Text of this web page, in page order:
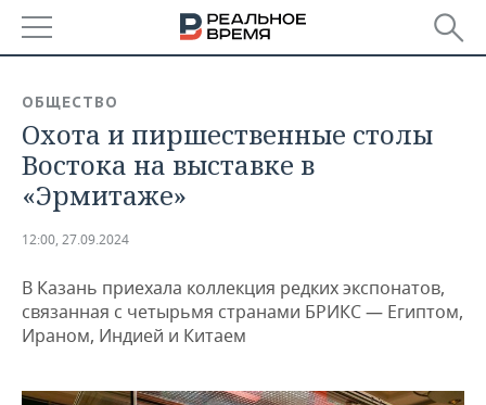
БАШКОРТОСТАН
ТАТАРСТАН
НОВОСТИ
АНАЛИТИКА
ДЕКЛАРАЦИИ О ДОХОДАХ
КОРОЛИ ГОСЗАКАЗА ПФО
НОВОСТИ ЭКОНОМИКИ
ФИНАНСЫ
ПРОМЫШЛЕННОСТЬ
НОВОСТИ
ПРОМЫШЛЕННОСТИ
АГРОПРОМ
НЕДВИЖИМОСТЬ
ОБЩЕСТВО
Охота и пиршественные столы
Востока на выставке в
«Эрмитаже»
12:00, 27.09.2024
В Казань приехала коллекция редких экспонатов,
связанная с четырьмя странами БРИКС — Египтом,
Ираном, Индией и Китаем